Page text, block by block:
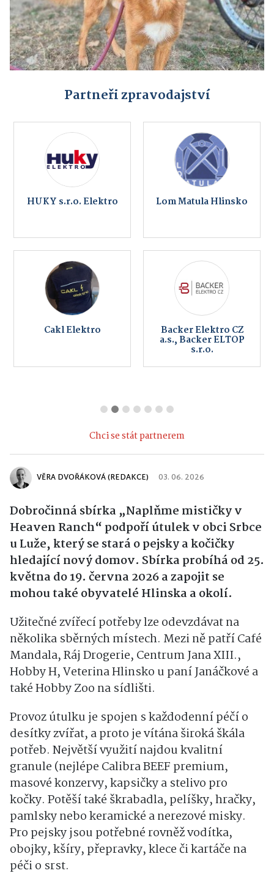
Partneři zpravodajství
HUKY s.r.o. Elektro Lom Matula Hlinsko
Cakl Elektro Backer Elektro CZ
a.s., Backer ELTOP
s.r.o.
Chci se stát partnerem
VĚRA DVOŘÁKOVÁ (REDAKCE) 03. 06. 2026
Dobročinná sbírka „Naplňme mističky v
Heaven Ranch“ podpoří útulek v obci Srbce
u Luže, který se stará o pejsky a kočičky
hledající nový domov. Sbírka probíhá od 25.
května do 19. června 2026 a zapojit se
mohou také obyvatelé Hlinska a okolí.
Užitečné zvířecí potřeby lze odevzdávat na
několika sběrných místech. Mezi ně patří Café
Mandala, Ráj Drogerie, Centrum Jana XIII.,
Hobby H, Veterina Hlinsko u paní Janáčkové a
také Hobby Zoo na sídlišti.
Provoz útulku je spojen s každodenní péčí o
desítky zvířat, a proto je vítána široká škála
potřeb. Největší využití najdou kvalitní
granule (nejlépe Calibra BEEF premium,
masové konzervy, kapsičky a stelivo pro
kočky. Potěší také škrabadla, pelíšky, hračky,
pamlsky nebo keramické a nerezové misky.
Pro pejsky jsou potřebné rovněž vodítka,
obojky, kšíry, přepravky, klece či kartáče na
péči o srst.